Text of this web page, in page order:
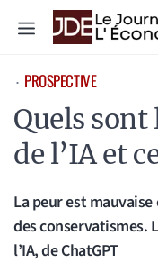
Menu
⋅ PROSPECTIVE
Quels
de l’IA et
La peur est
des conservatismes.
l’IA, de ChatGPT